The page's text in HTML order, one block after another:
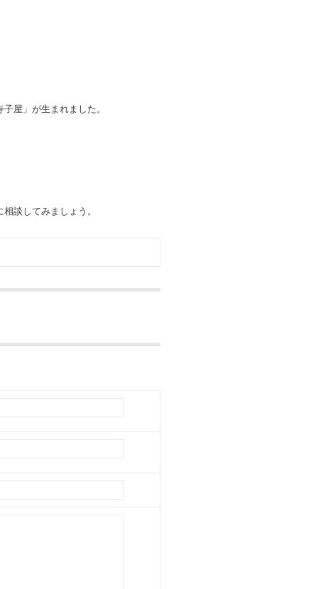
屋」が生まれました。
談してみましょう。